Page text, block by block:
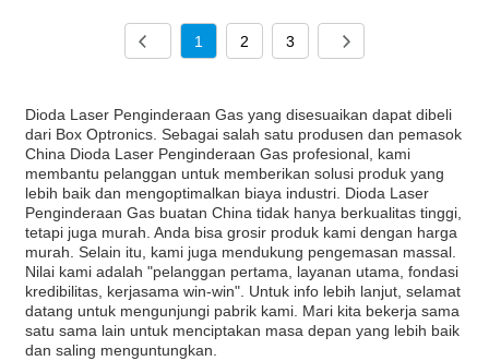
1 2 3
Dioda Laser Penginderaan Gas yang disesuaikan dapat dibeli
dari Box Optronics. Sebagai salah satu produsen dan pemasok
China Dioda Laser Penginderaan Gas profesional, kami
membantu pelanggan untuk memberikan solusi produk yang
lebih baik dan mengoptimalkan biaya industri. Dioda Laser
Penginderaan Gas buatan China tidak hanya berkualitas tinggi,
tetapi juga murah. Anda bisa grosir produk kami dengan harga
murah. Selain itu, kami juga mendukung pengemasan massal.
Nilai kami adalah "pelanggan pertama, layanan utama, fondasi
kredibilitas, kerjasama win-win". Untuk info lebih lanjut, selamat
datang untuk mengunjungi pabrik kami. Mari kita bekerja sama
satu sama lain untuk menciptakan masa depan yang lebih baik
dan saling menguntungkan.